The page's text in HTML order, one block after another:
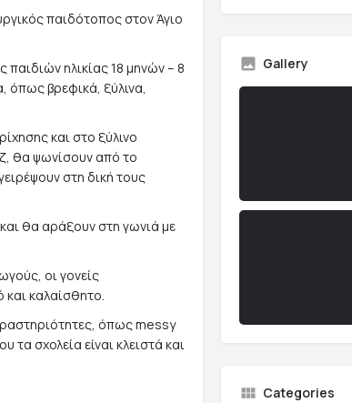
παιδότοπος στον Άγιο
παιδιών ηλικίας 18 μηνών – 8
όπως βρεφικά, ξύλινα,
και στο ξύλινο
θα ψωνίσουν από το
στη δική τους
θα αράξουν στη γωνιά με
οι γονείς
καλαίσθητο.
όπως messy
σχολεία είναι κλειστά και
Gallery
Categories